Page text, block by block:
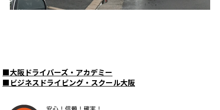
■大阪ドライバーズ・アカデミー
■ビジネスドライビング・スクール大阪